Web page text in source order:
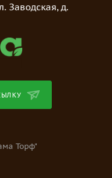
Заводская, д.
Торф"